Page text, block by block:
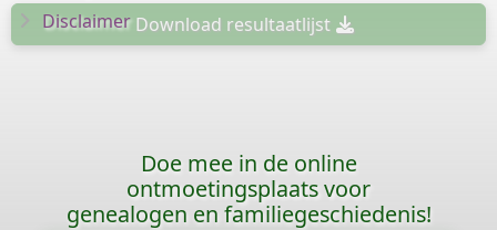
Download resultaatlijst
Disclaimer
Doe mee in de online
ontmoetingsplaats voor
genealogen en familiegeschiedenis!